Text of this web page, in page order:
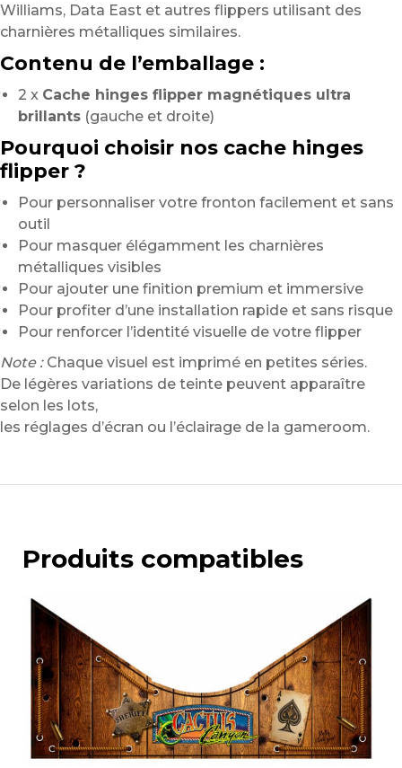
Williams, Data East et autres flippers utilisant des
charnières métalliques similaires.
Contenu de l’emballage :
2 x Cache hinges flipper magnétiques ultra
brillants (gauche et droite)
Pourquoi choisir nos cache hinges
flipper ?
Pour personnaliser votre fronton facilement et sans
outil
Pour masquer élégamment les charnières
métalliques visibles
Pour ajouter une finition premium et immersive
Pour profiter d’une installation rapide et sans risque
Pour renforcer l’identité visuelle de votre flipper
Note :Chaque visuel est imprimé en petites séries.
De légères variations de teinte peuvent apparaître
selon les lots,
les réglages d’écran ou l’éclairage de la gameroom.
Produits compatibles